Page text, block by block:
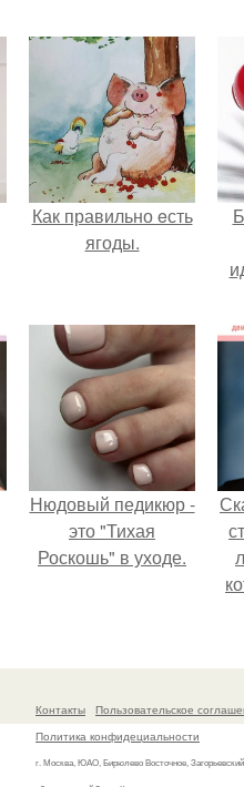
Как правильно eсть
ягоды.
Нюдовый педикюр -
это "Тихая
Роскошь" в уходе.
Контакты
Пользовательское
Политика конфидециальности
г. Москва, ЮАО, Бирюлево Восточное,